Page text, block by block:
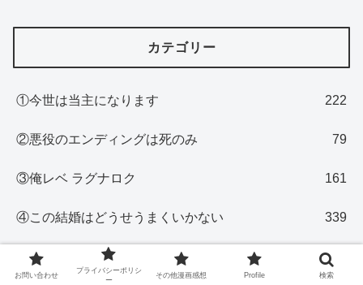
カテゴリー
①今世は当主になります 222
②悪役のエンディングは死のみ 79
③俺レベ ラグナロク 161
④この結婚はどうせうまくいかない 339
⑤クロヒョウ家のユキヒョウお嬢様
お問い合わせ
プライバシーポリシ
ー
その他漫画感想 Profile 検索